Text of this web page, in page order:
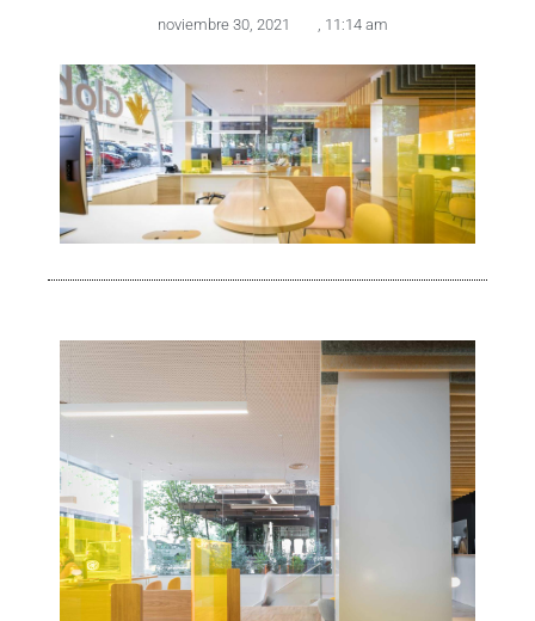
noviembre 30, 2021 , 11:14 am